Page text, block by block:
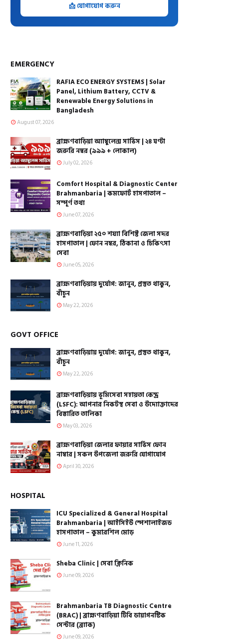
📩 যোগাযোগ করুন
EMERGENCY
RAFIA ECO ENERGY SYSTEMS | Solar
Panel, Lithium Battery, CCTV &
Renewable Energy Solutions in
Bangladesh
August 07, 2026
ব্রাহ্মণবাড়িয়া অ্যাম্বুলেন্স সার্ভিস | ২৪ ঘণ্টা
জরুরি নম্বর (৯৯৯ + লোকাল)
July 02, 2026
Comfort Hospital & Diagnostic Center
Brahmanbaria | কমফোর্ট হাসপাতাল –
সম্পূর্ণ তথ্য
June 07, 2026
ব্রাহ্মণবাড়িয়া ২৫০ শয্যা বিশিষ্ট জেলা সদর
হাসপাতাল | ফোন নম্বর, ঠিকানা ও চিকিৎসা
সেবা
June 05, 2026
ব্রাহ্মণবাড়িয়ায় দুর্যোগ: জানুন, প্রস্তুত থাকুন,
বাঁচুন
May 22, 2026
GOVT OFFICE
ব্রাহ্মণবাড়িয়ায় দুর্যোগ: জানুন, প্রস্তুত থাকুন,
বাঁচুন
May 22, 2026
ব্রাহ্মণবাড়িয়ায় ভূমিসেবা সহায়তা কেন্দ্র
(LSFC): আপনার নিকটস্থ সেবা ও উদ্যোক্তাদের
বিস্তারিত তালিকা
May 03, 2026
ব্রাহ্মণবাড়িয়া জেলার ফায়ার সার্ভিস ফোন
নাম্বার | সকল উপজেলা জরুরি যোগাযোগ
April 30, 2026
HOSPITAL
ICU Specialized & General Hospital
Brahmanbaria | আইসিইউ স্পেশালাইজড
হাসপাতাল – কুমারশিল মোড়
June 11, 2026
Sheba Clinic | সেবা ক্লিনিক
June 09, 2026
Brahmanbaria TB Diagnostic Centre
(BRAC) | ব্রাহ্মণবাড়িয়া টিবি ডায়াগনস্টিক
সেন্টার (ব্র্যাক)
June 09, 2026